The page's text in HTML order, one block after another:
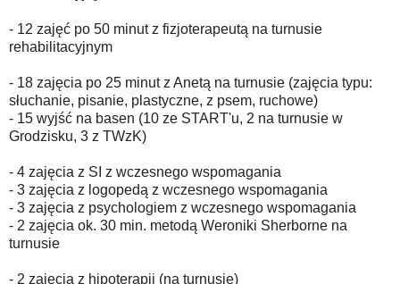
- 12 zajęć po 50 minut z fizjoterapeutą na turnusie
rehabilitacyjnym
- 18 zajęcia po 25 minut z Anetą na turnusie (zajęcia typu:
słuchanie, pisanie, plastyczne, z psem, ruchowe)
- 15 wyjść na basen (10 ze START'u, 2 na turnusie w
Grodzisku, 3 z TWzK)
- 4 zajęcia z SI z wczesnego wspomagania
- 3 zajęcia z logopedą z wczesnego wspomagania
- 3 zajęcia z psychologiem z wczesnego wspomagania
- 2 zajęcia ok. 30 min. metodą Weroniki Sherborne na
turnusie
- 2 zajęcia z hipoterapii (na turnusie)